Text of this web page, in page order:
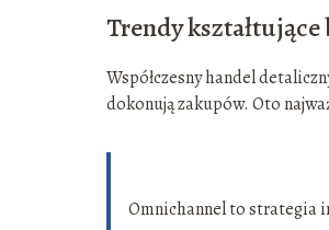
Trendy
Współczesny handel
dokonują zakupów. Oto
Omnichannel to strategia